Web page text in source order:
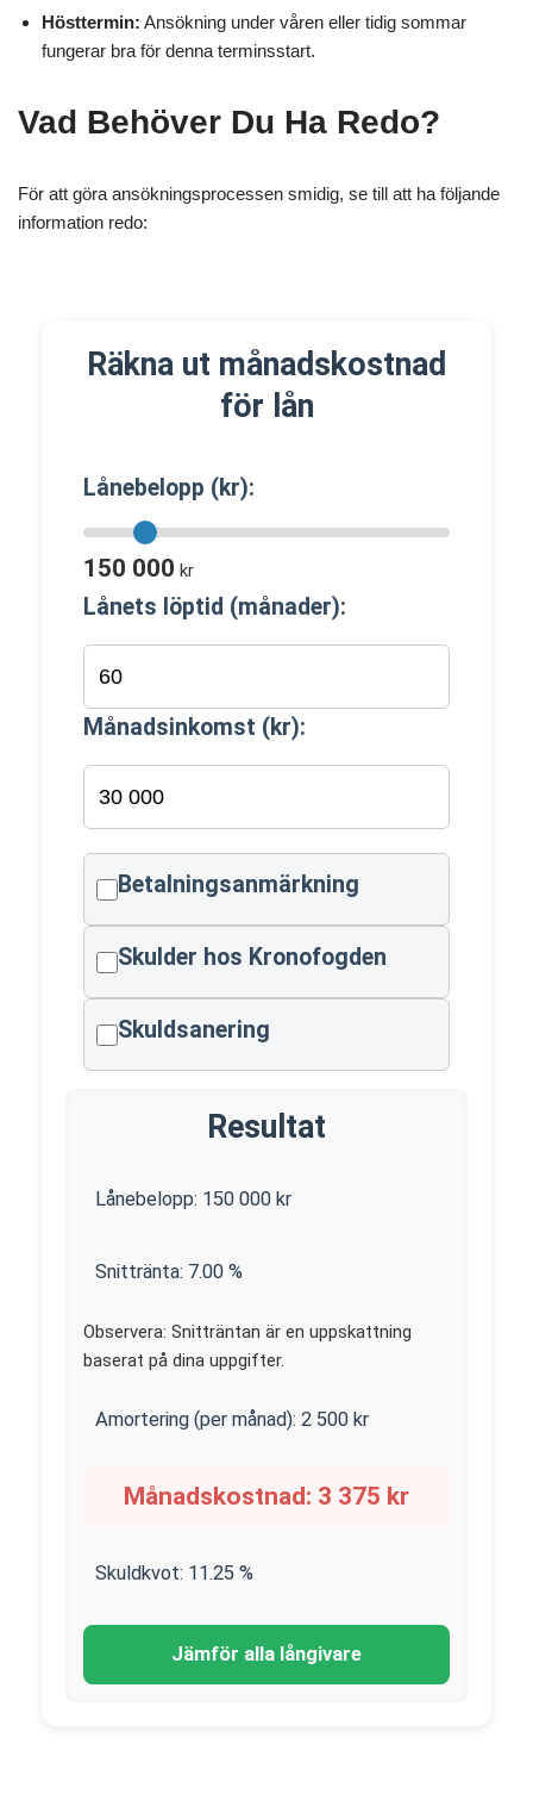
Hösttermin: Ansökning under våren eller tidig sommar
fungerar bra för denna terminsstart.
Vad Behöver Du Ha Redo?
För att göra ansökningsprocessen smidig, se till att ha följande
information redo:
Räkna ut månadskostnad
för lån
Lånebelopp (kr):
150 000 kr
Lånets löptid (månader):
Månadsinkomst (kr):
Betalningsanmärkning
Skulder hos Kronofogden
Skuldsanering
Resultat
Lånebelopp: 150 000 kr
Snittränta: 7.00 %
Observera: Snitträntan är en uppskattning
baserat på dina uppgifter.
Amortering (per månad): 2 500 kr
Månadskostnad: 3 375 kr
Skuldkvot: 11.25 %
Jämför alla långivare